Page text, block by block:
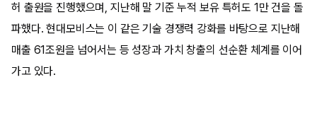
허 출원을 진행했으며, 지난해 말 기준 누적 보유 특허도 1만 건을 돌
파했다. 현대모비스는 이 같은 기술 경쟁력 강화를 바탕으로 지난해
매출 61조원을 넘어서는 등 성장과 가치 창출의 선순환 체계를 이어
가고 있다.